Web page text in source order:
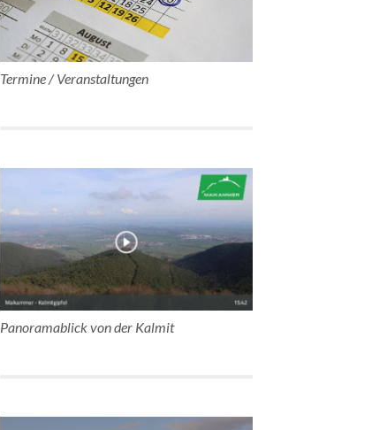
Termine / Veranstaltungen
Panoramablick von der Kalmit